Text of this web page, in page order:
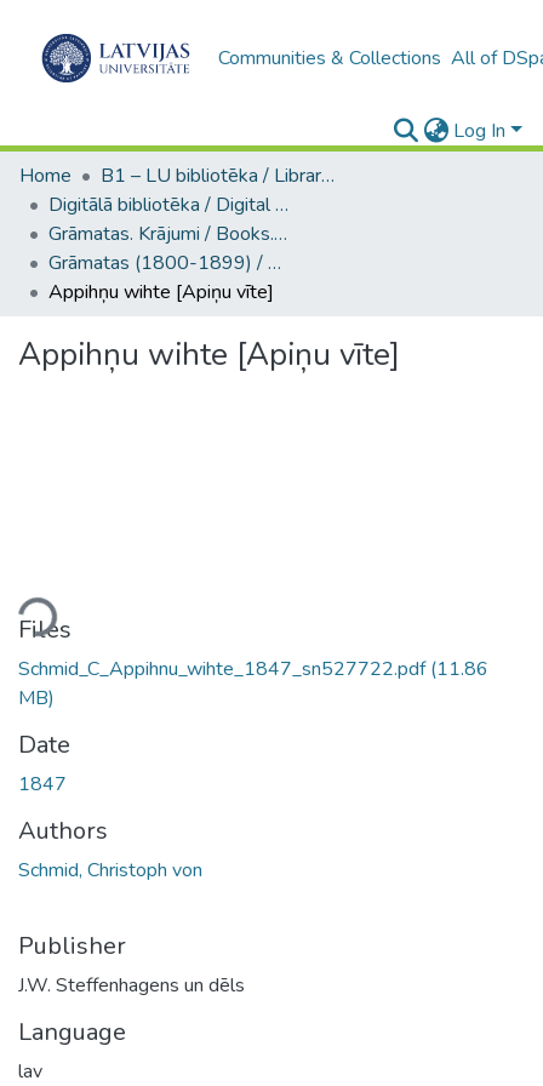
Communities & Collections All of
Log In
Home
B1 – LU bibliotēka / Library of the UL
Digitālā bibliotēka / Digital library
Grāmatas. Krājumi / Books. Collection of articles
Grāmatas (1800-1899) / Books
Appihņu wihte [Apiņu vīte]
Appihņu wihte [Apiņu vīte]
Files
Schmid_C_Appihnu_wihte_1847_sn527722.pdf(11.86
MB)
Date
1847
Authors
Schmid, Christoph von
Publisher
J.W. Steffenhagens un dēls
Language
lav